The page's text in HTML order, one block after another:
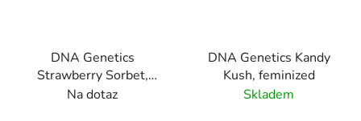
DNA Genetics
Strawberry Sorbet,
feminized
Na dotaz
DNA Genetics Kandy
Kush, feminized
Skladem